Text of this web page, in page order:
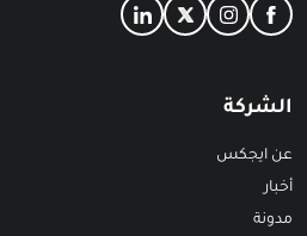
الشركة
عن ايجكس
أخبار
مدونة